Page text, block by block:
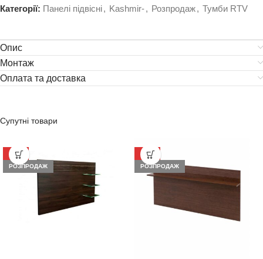
Категорії: Панелі підвісні, Kashmir-, Розпродаж, Тумби RTV
Опис
Монтаж
Оплата та доставка
Супутні товари
-53%
РОЗПРОДАЖ
-78%
РОЗПРОДАЖ